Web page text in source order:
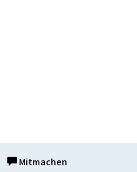
Mitmachen